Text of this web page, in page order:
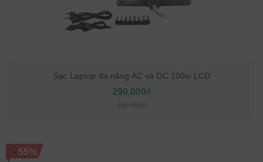
Sạc Laptop đa năng AC và DC 100w LCD
290.000₫
-55%